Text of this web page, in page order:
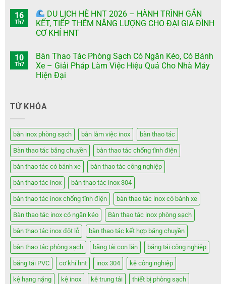
16
Th7
DU LỊCH HÈ HNT 2026 – HÀNH TRÌNH GẮN
KẾT, TIẾP THÊM NĂNG LƯỢNG CHO ĐẠI GIA ĐÌNH
CƠ KHÍ HNT
10
Th7
Bàn Thao Tác Phòng Sạch Có Ngăn Kéo, Có Bánh
Xe – Giải Pháp Làm Việc Hiệu Quả Cho Nhà Máy
Hiện Đại
TỪ KHÓA
bàn inox phòng sạch bàn làm việc inox bàn thao tác
Bàn thao tác băng chuyền bàn thao tác chống tĩnh điện
bàn thao tác có bánh xe bàn thao tác công nghiệp
bàn thao tác inox bàn thao tác inox 304
bàn thao tác inox chống tĩnh điện bàn thao tác inox có bánh xe
Bàn thao tác inox có ngăn kéo Bàn thao tác inox phòng sạch
bàn thao tác inox đột lỗ bàn thao tác kết hợp băng chuyền
bàn thao tác phòng sạch băng tải con lăn băng tải công nghiệp
băng tải PVC cơ khí hnt inox 304 kệ công nghiệp
kệ hạng nặng kệ inox kệ trung tải thiết bị phòng sạch